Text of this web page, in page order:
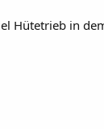
Hütetrieb in